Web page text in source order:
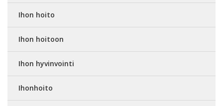
Ihon hoito
Ihon hoitoon
Ihon hyvinvointi
Ihonhoito